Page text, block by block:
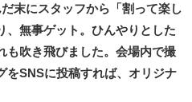
末にスタッフから「割って楽し
、無事ゲット。ひんやりとした
も吹き飛びました。会場内で撮
をSNSに投稿すれば、オリジナ